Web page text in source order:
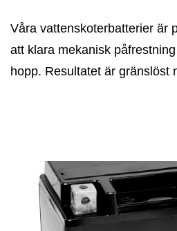
Våra vattenskoterbatterier är
att klara mekanisk
hopp. Resultatet är gränslöst